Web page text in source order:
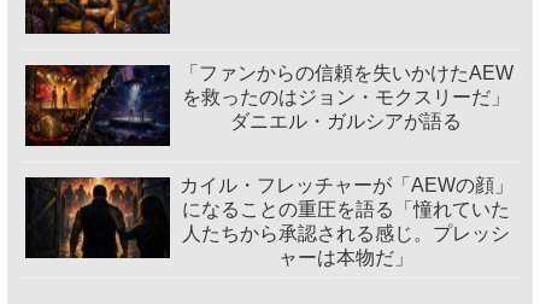
「ファンからの信頼を失いかけたAEW
を救ったのはジョン・モクスリーだ」
ダニエル・ガルシアが語る
カイル・フレッチャーが「AEWの顔」
になることの重圧を語る「憧れていた
人たちから承認される感じ。プレッシ
ャーは本物だ」